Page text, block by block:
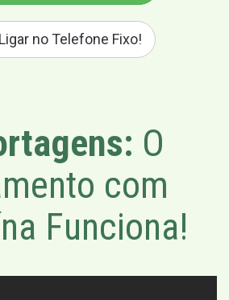
no Telefone Fixo!
O
com
Funciona!